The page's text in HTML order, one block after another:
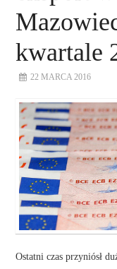
KONTAKT
kwartale
22 MARCA 2016
Ostatni czas przyniósł